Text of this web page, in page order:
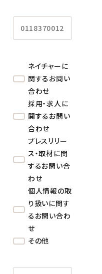
ネイチャーに
関するお問い
合わせ
採用・求人に
関するお問い
合わせ
プレスリリー
ス・取材に関
するお問い合
わせ
個人情報の取
り扱いに関す
るお問い合わ
せ
その他